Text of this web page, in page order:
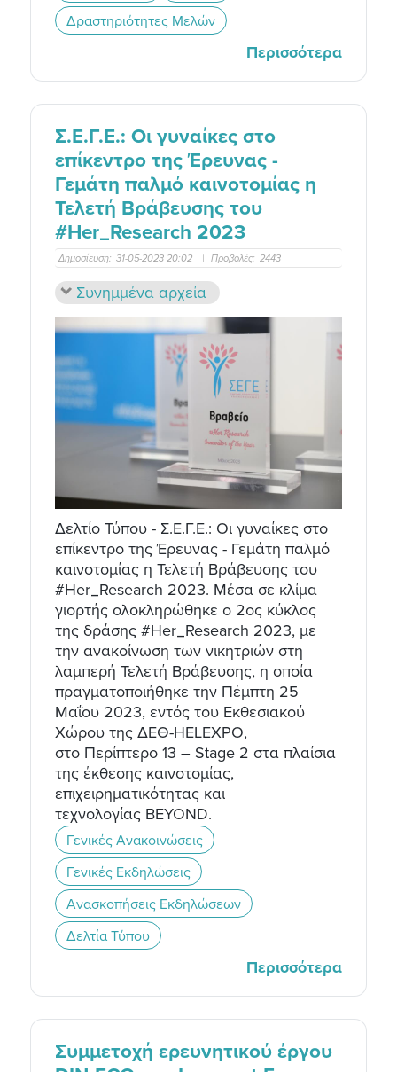
Δραστηριότητες Μελών
Περισσότερα
Σ.Ε.Γ.Ε.: Οι γυναίκες στο
επίκεντρο της Έρευνας -
Γεμάτη παλμό καινοτομίας η
Τελετή Βράβευσης του
#Her_Research 2023
Δημοσίευση: 31-05-2023 20:02 | Προβολές: 2443
Συνημμένα αρχεία
Δελτίο Τύπου - Σ.Ε.Γ.Ε.: Οι γυναίκες στο
επίκεντρο της Έρευνας - Γεμάτη παλμό
καινοτομίας η Τελετή Βράβευσης του
#Her_Research 2023. Μέσα σε κλίμα
γιορτής ολοκληρώθηκε ο 2ος κύκλος
της δράσης #Her_Research 2023, με
την ανακοίνωση των νικητριών στη
λαμπερή Τελετή Βράβευσης, η οποία
πραγματοποιήθηκε την Πέμπτη 25
Μαΐου 2023, εντός του Εκθεσιακού
Χώρου της ΔΕΘ-HELEXPO,
στο Περίπτερο 13 – Stage 2 στα πλαίσια
της έκθεσης καινοτομίας,
επιχειρηματικότητας και
τεχνολογίας BEYOND.
Γενικές Ανακοινώσεις
Γενικές Εκδηλώσεις
Ανασκοπήσεις Εκδηλώσεων
Δελτία Τύπου
Περισσότερα
Συμμετοχή ερευνητικού έργου